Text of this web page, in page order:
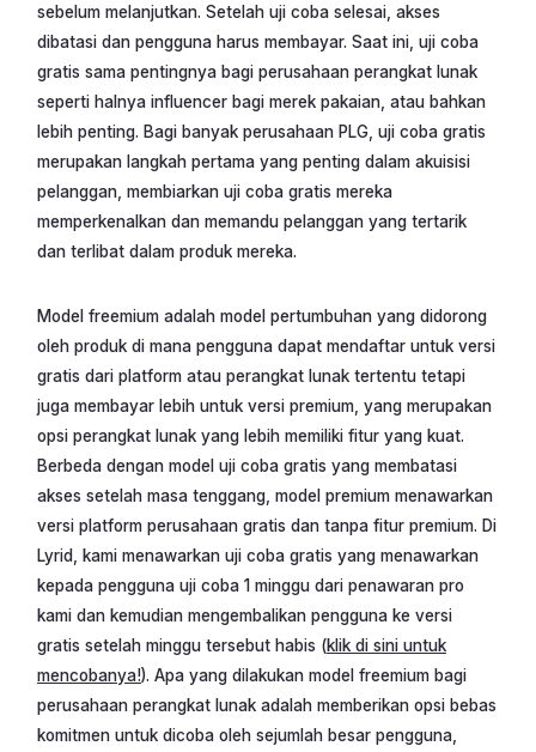
sebelum melanjutkan. Setelah uji coba selesai, akses
dibatasi dan pengguna harus membayar. Saat ini, uji coba
gratis sama pentingnya bagi perusahaan perangkat lunak
seperti halnya influencer bagi merek pakaian, atau bahkan
lebih penting. Bagi banyak perusahaan PLG, uji coba gratis
merupakan langkah pertama yang penting dalam akuisisi
pelanggan, membiarkan uji coba gratis mereka
memperkenalkan dan memandu pelanggan yang tertarik
dan terlibat dalam produk mereka.
Model freemium adalah model pertumbuhan yang didorong
oleh produk di mana pengguna dapat mendaftar untuk versi
gratis dari platform atau perangkat lunak tertentu tetapi
juga membayar lebih untuk versi premium, yang merupakan
opsi perangkat lunak yang lebih memiliki fitur yang kuat.
Berbeda dengan model uji coba gratis yang membatasi
akses setelah masa tenggang, model premium menawarkan
versi platform perusahaan gratis dan tanpa fitur premium. Di
Lyrid, kami menawarkan uji coba gratis yang menawarkan
kepada pengguna uji coba 1 minggu dari penawaran pro
kami dan kemudian mengembalikan pengguna ke versi
gratis setelah minggu tersebut habis (klik di sini untuk
mencobanya!). Apa yang dilakukan model freemium bagi
perusahaan perangkat lunak adalah memberikan opsi bebas
komitmen untuk dicoba oleh sejumlah besar pengguna,